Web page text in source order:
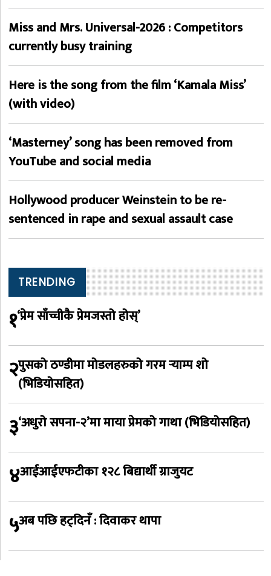
Miss and Mrs. Universal-2026 : Competitors
currently busy training
Here is the song from the film ‘Kamala Miss’
(with video)
‘Masterney’ song has been removed from
YouTube and social media
Hollywood producer Weinstein to be re-
sentenced in rape and sexual assault case
TRENDING
१‘प्रेम साँच्चीकै प्रेमजस्तो होस्’
२पुसको ठण्डीमा मोडलहरुको गरम र्‍याम्प शो
(भिडियोसहित)
३‘अधुरो सपना-२’मा माया प्रेमको गाथा (भिडियोसहित)
४आईआईएफटीका १२८ बिद्यार्थी ग्राजुयट
५अब पछि हट्दिनँ : दिवाकर थापा